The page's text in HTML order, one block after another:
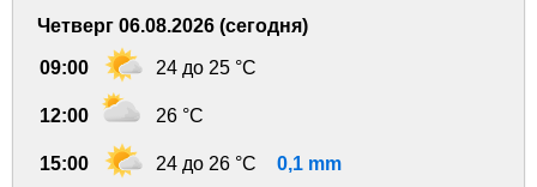
Четверг 06.08.2026 (сегодня)
09:00 24 до 25 °C
12:00 26 °C
15:00 24 до 26 °C 0,1 mm